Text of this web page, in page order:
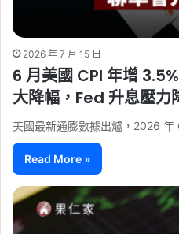
2026 年 7 月 15 日
6 月美國 CPI 年增
大降幅，Fed 升息壓力
美國最新通膨數據出爐，2026 年
Read More »